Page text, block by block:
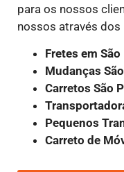
para os nossos
nossos através dos
Fretes em
Mudanças
Carretos São
Pequenos
Carreto de